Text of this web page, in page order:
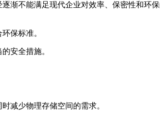
渐不能满足现代企业对效率、保密性和环
保标准。
安全措施。
减少物理存储空间的需求。